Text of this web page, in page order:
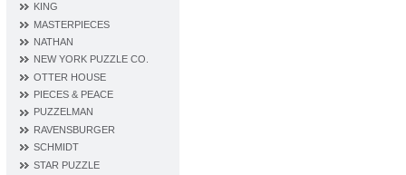
KING
MASTERPIECES
NATHAN
NEW YORK PUZZLE CO.
OTTER HOUSE
PIECES & PEACE
PUZZELMAN
RAVENSBURGER
SCHMIDT
STAR PUZZLE